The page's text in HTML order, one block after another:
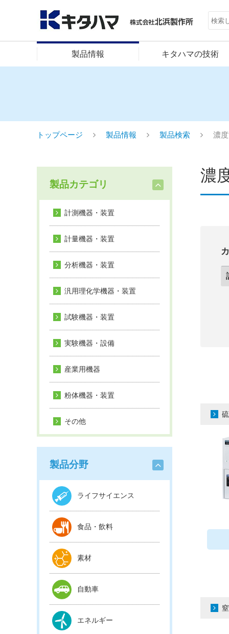
製品情報 キタハマの技術
トップページ 製品情報 製品検索 濃
製品カテゴリ
計測機器・装置
計量機器・装置
分析機器・装置
汎用理化学機器・装置
試験機器・装置
実験機器・設備
産業用機器
粉体機器・装置
その他
製品分野
ライフサイエンス
食品・飲料
素材
自動車
エネルギー
濃